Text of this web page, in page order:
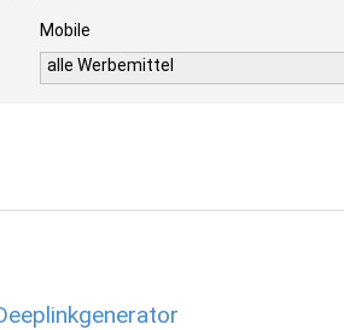
Mobile
alle Werbemittel